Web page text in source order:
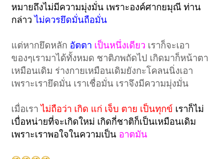
หมายถึงไม่มีความมุ่งมั่น เพราะองค์ศากยมุณี ท่าน
กล่าวไม่ควรยึดมั่นถือมั่น
แต่หากยึดหลัก อัตตา เป็นหนึ่งเดียว เราก็จะเอา
ของๆเรามาได้ทั้งหมด ชาติภพถัดไป เกิดมาก็หน้าตา
เหมือนเดิม ร่างกายเหมือนเดิมยังกะโคลนนิ่งเอา
เพราะเรายึดมั่น เราเชื่อมั่น เราจึงมีความมุ่งมั่น
เมื่อเราไม่ถือว่า เกิด แก่ เจ็บ ตาย เป็นทุกข์ เราก็ไม่
เบื่อหน่ายที่จะเกิดใหม่ เกิดกี่ชาติก็เป็นเหมือนเดิม
เพราะเราพอใจในความเป็น อาตมัน